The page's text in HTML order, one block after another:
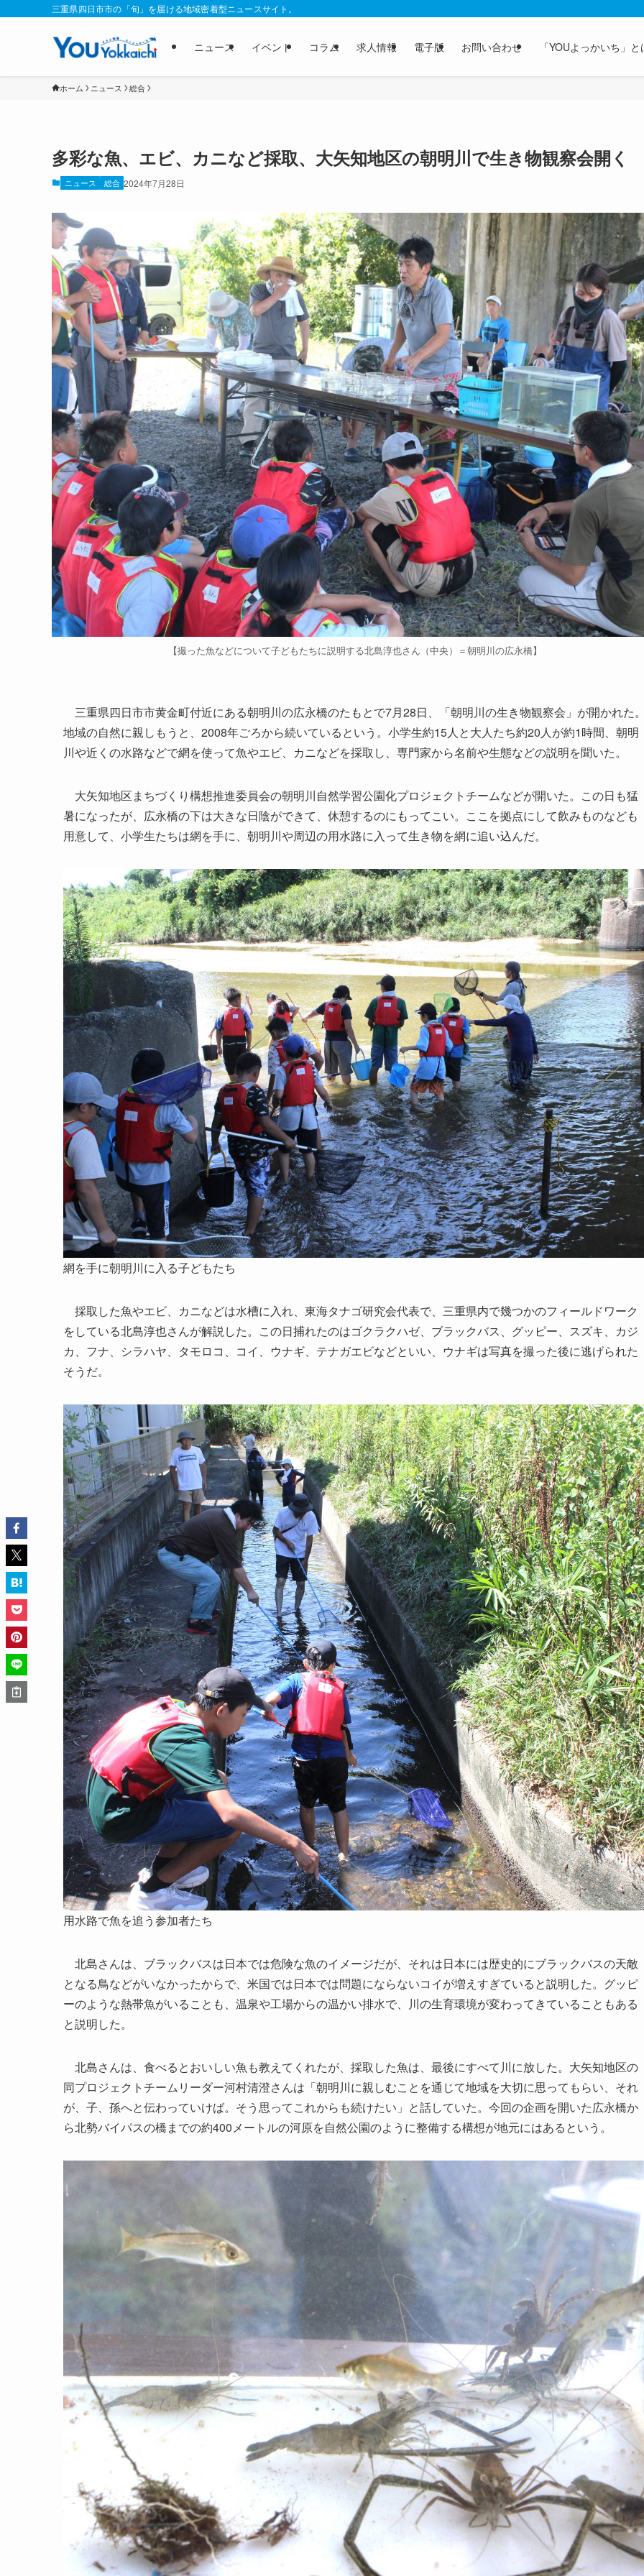
三重県四日市市の「旬」を届ける地域密着型ニュースサイト。
ニュース イベント コラム 求人情報 電子版 お問い合わせ 「YOUよっかいち」と
ホーム ニュース 総合
多彩な魚、エビ、カニなど採取、大矢知地区の朝明川で生き物観察会開く
ニュース 総合 2024年7月28日
【撮った魚などについて子どもたちに説明する北島淳也さん（中央）＝朝明川の広永橋】
三重県四日市市黄金町付近にある朝明川の広永橋のたもとで7月28日、「朝明川の生き物観察会」が開かれた
地域の自然に親しもうと、2008年ごろから続いているという。小学生約15人と大人たち約20人が約1時間、朝明
川や近くの水路などで網を使って魚やエビ、カニなどを採取し、専門家から名前や生態などの説明を聞いた。
大矢知地区まちづくり構想推進委員会の朝明川自然学習公園化プロジェクトチームなどが開いた。この日も猛
暑になったが、広永橋の下は大きな日陰ができて、休憩するのにもってこい。ここを拠点にして飲みものなども
用意して、小学生たちは網を手に、朝明川や周辺の用水路に入って生き物を網に追い込んだ。
網を手に朝明川に入る子どもたち
採取した魚やエビ、カニなどは水槽に入れ、東海タナゴ研究会代表で、三重県内で幾つかのフィールドワーク
をしている北島淳也さんが解説した。この日捕れたのはゴクラクハゼ、ブラックバス、グッピー、スズキ、カジ
カ、フナ、シラハヤ、タモロコ、コイ、ウナギ、テナガエビなどといい、ウナギは写真を撮った後に逃げられた
そうだ。
用水路で魚を追う参加者たち
北島さんは、ブラックバスは日本では危険な魚のイメージだが、それは日本には歴史的にブラックバスの天敵
となる鳥などがいなかったからで、米国では日本では問題にならないコイが増えすぎていると説明した。グッピ
ーのような熱帯魚がいることも、温泉や工場からの温かい排水で、川の生育環境が変わってきていることもある
と説明した。
北島さんは、食べるとおいしい魚も教えてくれたが、採取した魚は、最後にすべて川に放した。大矢知地区の
同プロジェクトチームリーダー河村清澄さんは「朝明川に親しむことを通じて地域を大切に思ってもらい、それ
が、子、孫へと伝わっていけば。そう思ってこれからも続けたい」と話していた。今回の企画を開いた広永橋か
ら北勢バイパスの橋までの約400メートルの河原を自然公園のように整備する構想が地元にはあるという。